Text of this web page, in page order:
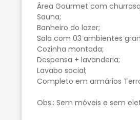
Área Gourmet com
Sauna;
Banheiro do lazer;
Sala com 03 ambientes
Cozinha montada;
Despensa + lavanderia;
Lavabo social;
Completo em armários
Obs.: Sem móveis e sem